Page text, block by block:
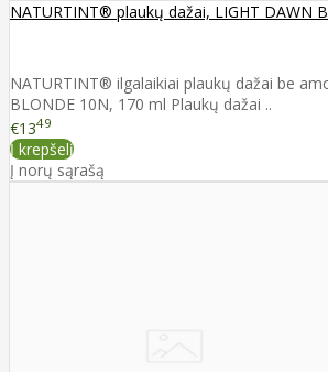
NATURTINT® plaukų dažai, LIGHT DAWN
NATURTINT® ilgalaikiai plaukų dažai be
BLONDE 10N, 170 ml Plaukų dažai ..
€1349
Į krepšelį
Į norų sąrašą